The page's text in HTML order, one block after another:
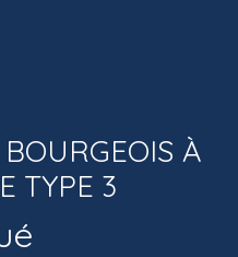
À
TYPE 3